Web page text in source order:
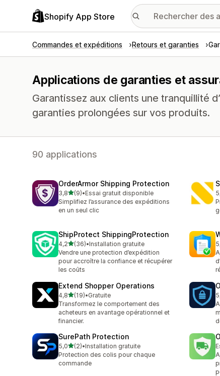
Shopify App Store
Commandes et expéditions Retours et garanties
Applications de garanties et
Garantissez aux clients une tranquillité
garanties prolongées sur vos produits.
90 applications
OrderArmor Shipping Protection
3,8étoile(s) sur 5
(9)
9 avis au total
•Essai gratuit disponible
Simplifiez l’assurance des expéditions
en un seul clic
ShipProtect ShippingProtection
4,2étoile(s) sur 5
(36)
36 avis au total
•Installation gratuite
Vendre une protection d’expédition
pour accroître la confiance et récupérer
les coûts
Extend Shopper Operations
4,8étoile(s) sur 5
(19)
19 avis au total
•Gratuite
Transformez le comportement des
acheteurs en avantage opérationnel et
financier.
SurePath Protection
5,0étoile(s) sur 5
(2)
2 avis au total
•Installation gratuite
Protection des colis pour chaque
commande